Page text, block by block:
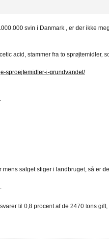
svin i Danmark , er der ikke
acid, stammer fra to sprøjtemidler,
sproejtemidler-i-grundvandet/
salget stiger i landbruget, så er
til 0,8 procent af de 2470 tons